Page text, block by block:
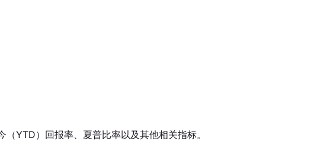
YTD）回报率、夏普比率以及其他相关指标。